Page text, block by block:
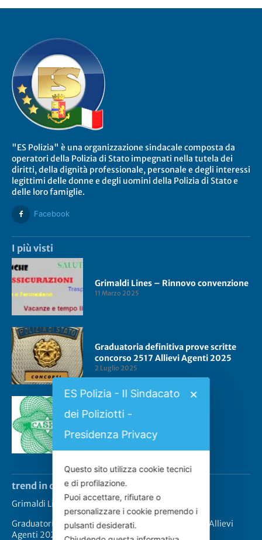
"ES Polizia" è una organizzazione sindacale composta da
operatori della Polizia di Stato impegnati nella tutela dei
diritti, della dignità professionale, personale e degli interessi
legittimi delle donne e degli uomini della Polizia di Stato e
delle loro famiglie.
Facebook
I più visti
Grimaldi Lines – Rinnovo convenzione
11 Marzo 2025
Graduatoria definitiva prove scritte
concorso 2517 Allievi Agenti 2025
2 Luglio 2025
Convenzione CASPIE 2023
2 Gennaio 2023
trend in questo momento
Grimaldi Lines – Rinnovo convenzione
Graduatoria definitiva prove scritte concorso 2517 Allievi
Agenti 2025
ES Polizia - Il Sindacato
dei Poliziotti -
Presidenza Privacy
✕
Questo sito utilizza cookie tecnici
e di profilazione.
Puoi accettare, rifiutare o
personalizzare i cookie premendo i
pulsanti desiderati.